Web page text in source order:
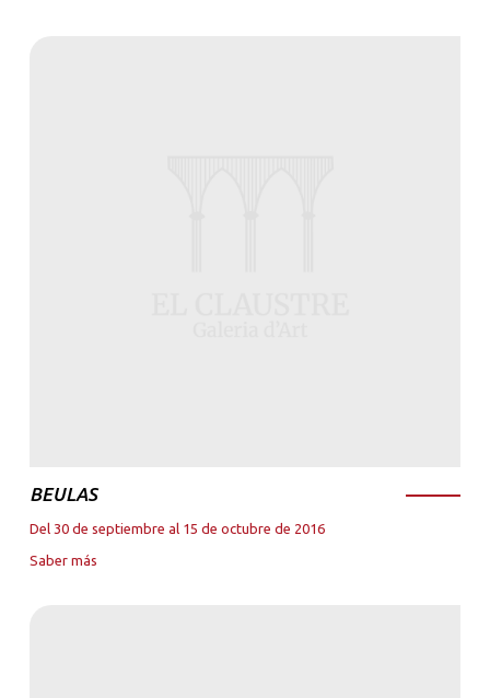
BEULAS
Del 30 de septiembre al 15 de octubre de 2016
Saber más